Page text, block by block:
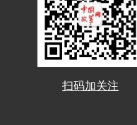
扫码加关注